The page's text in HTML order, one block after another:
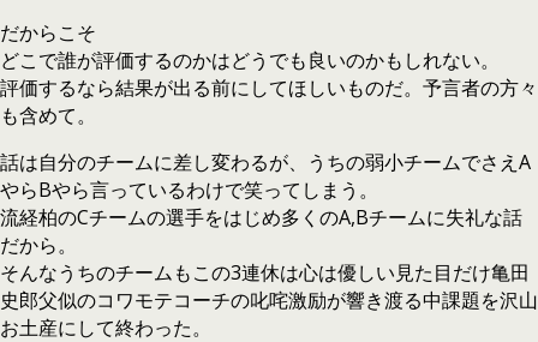
だからこそ
どこで誰が評価するのかはどうでも良いのかもしれない。
評価するなら結果が出る前にしてほしいものだ。予言者の方々
も含めて。
話は自分のチームに差し変わるが、うちの弱小チームでさえA
やらBやら言っているわけで笑ってしまう。
流経柏のCチームの選手をはじめ多くのA,Bチームに失礼な話
だから。
そんなうちのチームもこの3連休は心は優しい見た目だけ亀田
史郎父似のコワモテコーチの叱咤激励が響き渡る中課題を沢山
お土産にして終わった。